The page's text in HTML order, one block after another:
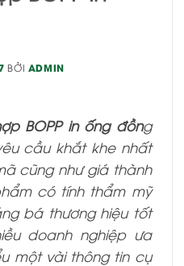
BỞI ADMIN
BOPP in ống đồng
cầu khắt khe nhất
cũng như giá thành
có tính thẩm mỹ
bá thương hiệu tốt
doanh nghiệp ưa
một vài thông tin cụ